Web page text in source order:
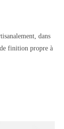
dans
de finition propre à